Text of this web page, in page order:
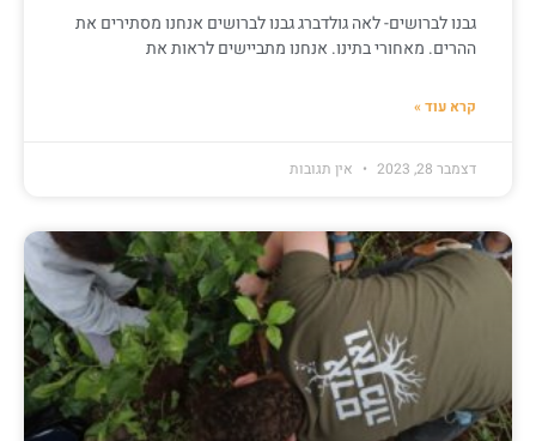
גבנו לברושים- לאה גולדברג גבנו לברושים אנחנו מסתירים את
ההרים. מאחורי בתינו. אנחנו מתביישים לראות את
קרא עוד »
דצמבר 28, 2023 אין תגובות